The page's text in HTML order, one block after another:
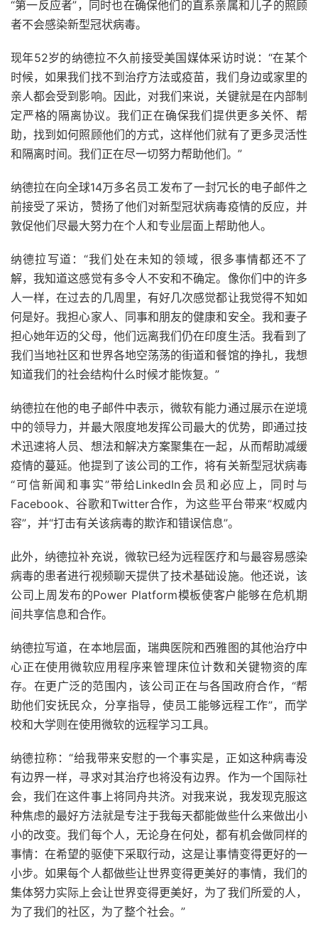
“第一反应者”，同时也在确保他们的直系亲属和儿子的照顾
者不会感染新型冠状病毒。
现年52岁的纳德拉不久前接受美国媒体采访时说：“在某个
时候，如果我们找不到治疗方法或疫苗，我们身边或家里的
亲人都会受到影响。因此，对我们来说，关键就是在内部制
定严格的隔离协议。我们正在确保我们提供更多关怀、帮
助，找到如何照顾他们的方式，这样他们就有了更多灵活性
和隔离时间。我们正在尽一切努力帮助他们。”
纳德拉在向全球14万多名员工发布了一封冗长的电子邮件之
前接受了采访，赞扬了他们对新型冠状病毒疫情的反应，并
敦促他们尽最大努力在个人和专业层面上帮助他人。
纳德拉写道：“我们处在未知的领域，很多事情都还不了
解，我知道这感觉有多令人不安和不确定。像你们中的许多
人一样，在过去的几周里，有好几次感觉都让我觉得不知如
何是好。我担心家人、同事和朋友的健康和安全。我和妻子
担心她年迈的父母，他们远离我们仍在印度生活。我看到了
我们当地社区和世界各地空荡荡的街道和餐馆的挣扎，我想
知道我们的社会结构什么时候才能恢复。”
纳德拉在他的电子邮件中表示，微软有能力通过展示在逆境
中的领导力，并最大限度地发挥公司最大的优势，即通过技
术迅速将人员、想法和解决方案聚集在一起，从而帮助减缓
疫情的蔓延。他提到了该公司的工作，将有关新型冠状病毒
“可信新闻和事实”带给LinkedIn会员和必应上，同时与
Facebook、谷歌和Twitter合作，为这些平台带来“权威内
容”，并“打击有关该病毒的欺诈和错误信息”。
此外，纳德拉补充说，微软已经为远程医疗和与最容易感染
病毒的患者进行视频聊天提供了技术基础设施。他还说，该
公司上周发布的Power Platform模板使客户能够在危机期
间共享信息和合作。
纳德拉写道，在本地层面，瑞典医院和西雅图的其他治疗中
心正在使用微软应用程序来管理床位计数和关键物资的库
存。在更广泛的范围内，该公司正在与各国政府合作，“帮
助他们安抚民众，分享指导，使员工能够远程工作”，而学
校和大学则在使用微软的远程学习工具。
纳德拉称：“给我带来安慰的一个事实是，正如这种病毒没
有边界一样，寻求对其治疗也将没有边界。作为一个国际社
会，我们在这件事上将同舟共济。对我来说，我发现克服这
种焦虑的最好方法就是专注于我每天都能做些什么来做出小
小的改变。我们每个人，无论身在何处，都有机会做同样的
事情：在希望的驱使下采取行动，这是让事情变得更好的一
小步。如果每个人都做些让世界变得更美好的事情，我们的
集体努力实际上会让世界变得更美好，为了我们所爱的人，
为了我们的社区，为了整个社会。”